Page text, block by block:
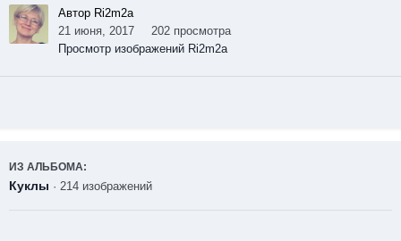
Автор Ri2m2a
21 июня, 2017
202 просмотра
Просмотр изображений Ri2m2a
ИЗ АЛЬБОМА:
Куклы · 214 изображений